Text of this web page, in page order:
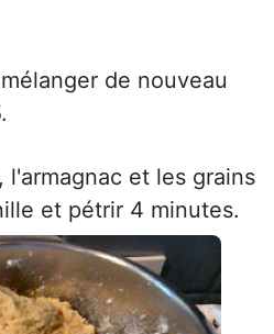
de nouveau
l'armagnac et les grains
et pétrir 4 minutes.